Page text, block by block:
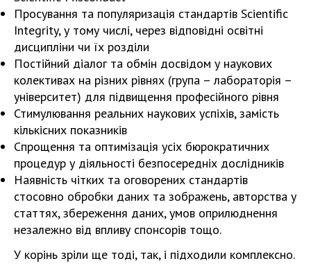
Просування та популяризація стандартів Scientific
Integrity, у тому числі, через відповідні освітні
дисципліни чи їх розділи
Постійний діалог та обмін досвідом у наукових
колективах на різних рівнях (група – лабораторія –
університет) для підвищення професійного рівня
Стимулювання реальних наукових успіхів, замість
кількісних показників
Спрощення та оптимізація усіх бюрократичних
процедур у діяльності безпосередніх дослідників
Наявність чітких та оговорених стандартів
стосовно обробки даних та зображень, авторства у
статтях, збереження даних, умов оприлюднення
незалежно від впливу спонсорів тощо.
У корінь зріли ще тоді, так, і підходили комплексно.